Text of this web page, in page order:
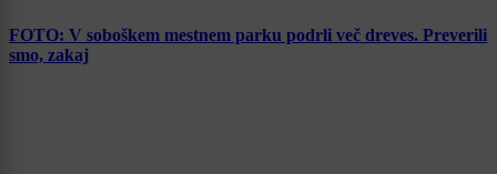
FOTO: V soboškem mestnem parku podrli več dreves. Preverili
smo, zakaj